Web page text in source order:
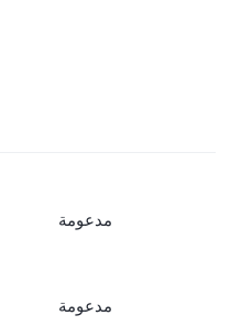
مدعومة
مدعومة